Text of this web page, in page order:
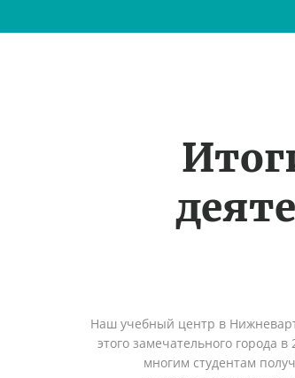
Наш учебный центр в
этого замечательного города
многим студентам